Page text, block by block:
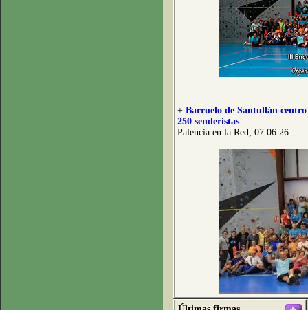
+ Barruelo de Santullán
250 senderistas
Palencia en la Red, 07.06.26